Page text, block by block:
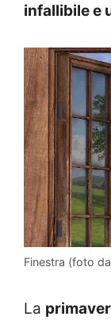
infallibile e
Finestra (foto
La